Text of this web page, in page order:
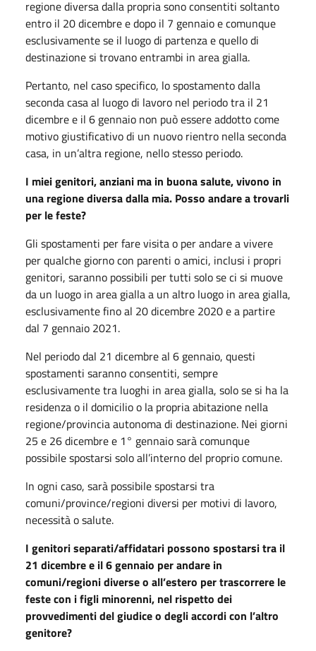
regione diversa dalla propria sono consentiti soltanto
entro il 20 dicembre e dopo il 7 gennaio e comunque
esclusivamente se il luogo di partenza e quello di
destinazione si trovano entrambi in area gialla.
Pertanto, nel caso specifico, lo spostamento dalla
seconda casa al luogo di lavoro nel periodo tra il 21
dicembre e il 6 gennaio non può essere addotto come
motivo giustificativo di un nuovo rientro nella seconda
casa, in un’altra regione, nello stesso periodo.
I miei genitori, anziani ma in buona salute, vivono in
una regione diversa dalla mia. Posso andare a trovarli
per le feste?
Gli spostamenti per fare visita o per andare a vivere
per qualche giorno con parenti o amici, inclusi i propri
genitori, saranno possibili per tutti solo se ci si muove
da un luogo in area gialla a un altro luogo in area gialla,
esclusivamente fino al 20 dicembre 2020 e a partire
dal 7 gennaio 2021.
Nel periodo dal 21 dicembre al 6 gennaio, questi
spostamenti saranno consentiti, sempre
esclusivamente tra luoghi in area gialla, solo se si ha la
residenza o il domicilio o la propria abitazione nella
regione/provincia autonoma di destinazione. Nei giorni
25 e 26 dicembre e 1° gennaio sarà comunque
possibile spostarsi solo all’interno del proprio comune.
In ogni caso, sarà possibile spostarsi tra
comuni/province/regioni diversi per motivi di lavoro,
necessità o salute.
I genitori separati/affidatari possono spostarsi tra il
21 dicembre e il 6 gennaio per andare in
comuni/regioni diverse o all’estero per trascorrere le
feste con i figli minorenni, nel rispetto dei
provvedimenti del giudice o degli accordi con l’altro
genitore?